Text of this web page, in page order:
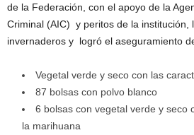
de la Federación, con el apoyo de la
Criminal (AIC) y peritos de la institución,
invernaderos y logró el aseguramiento
Vegetal verde y seco con las
87 bolsas con polvo blanco
6 bolsas con vegetal verde y seco
la marihuana